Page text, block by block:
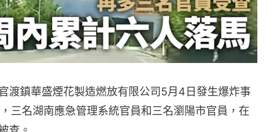
渡鎮華盛煙花製造燃放有限公司5月4日發生爆炸事
三名湖南應急管理系統官員和三名瀏陽市官員，在